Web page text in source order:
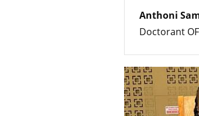
Anthoni
Doctorant